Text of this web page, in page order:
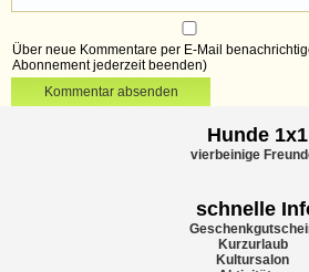
Über neue Kommentare per E-Mail
Abonnement jederzeit beenden)
Kommentar absenden
Hunde 1x1
vierbeinige
schnelle
Kurzurlaub
Kultursalon